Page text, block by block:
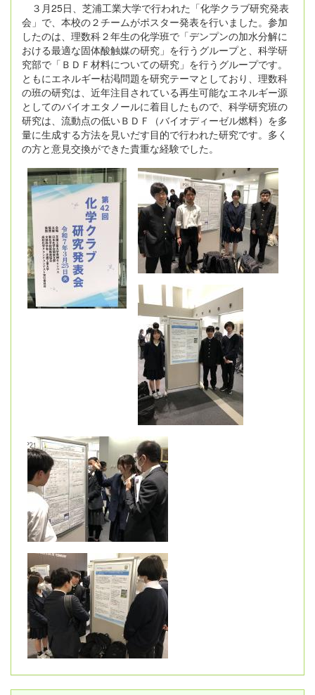
３月25日、芝浦工業大学で行われた「化学クラブ研究発表
会」で、本校の２チームがポスター発表を行いました。参加
したのは、理数科２年生の化学班で「デンプンの加水分解に
おける最適な固体酸触媒の研究」を行うグループと、科学研
究部で「ＢＤＦ材料についての研究」を行うグループです。
ともにエネルギー枯渇問題を研究テーマとしており、理数科
の班の研究は、近年注目されている再生可能なエネルギー源
としてのバイオエタノールに着目したもので、科学研究班の
研究は、流動点の低いＢＤＦ（バイオディーゼル燃料）を多
量に生成する方法を見いだす目的で行われた研究です。多く
の方と意見交換ができた貴重な経験でした。